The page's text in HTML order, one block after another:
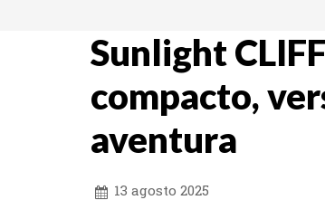
Sunlight
compacto,
aventura
13 agosto 2025